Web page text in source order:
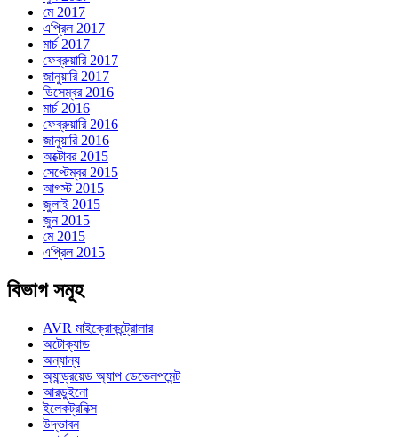
মে 2017
এপ্রিল 2017
মার্চ 2017
ফেব্রুয়ারি 2017
জানুয়ারি 2017
ডিসেম্বর 2016
মার্চ 2016
ফেব্রুয়ারি 2016
জানুয়ারি 2016
অক্টোবর 2015
সেপ্টেম্বর 2015
আগস্ট 2015
জুলাই 2015
জুন 2015
মে 2015
এপ্রিল 2015
বিভাগ সমূহ
AVR মাইক্রোকন্ট্রোলার
অটোক্যাড
অন্যান্য
অ্যান্ড্রয়েড অ্যাপ ডেভেলপমেন্ট
আরডুইনো
ইলেকট্রনিক্স
উদ্ভাবন